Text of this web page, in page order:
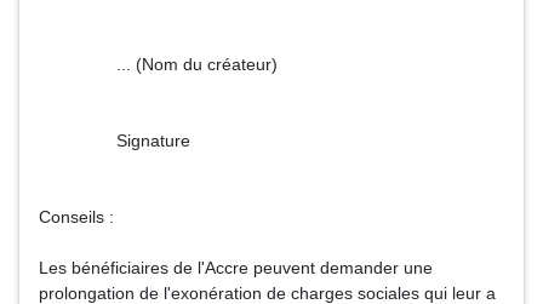
... (Nom du créateur)
Signature
Conseils :
Les bénéficiaires de l'Accre peuvent demander une
prolongation de l'exonération de charges sociales qui leur a